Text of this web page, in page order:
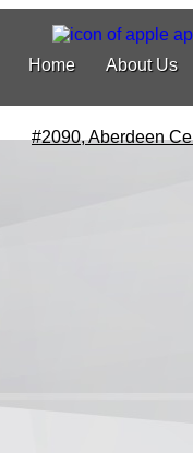
Home About Us
#2090, Aberdeen